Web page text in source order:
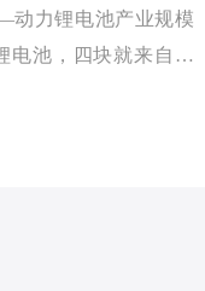
动力锂电池产业规模
电池，四块就来自中
电网络。